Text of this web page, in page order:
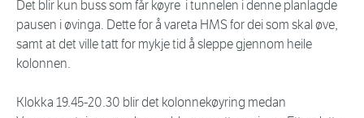
Det blir kun buss som får køyre i tunnelen i denne planlagde
pausen i øvinga. Dette for å vareta HMS for dei som skal øve,
samt at det ville tatt for mykje tid å sleppe gjennom heile
kolonnen.
Klokka 19.45-20.30 blir det kolonnekøyring medan